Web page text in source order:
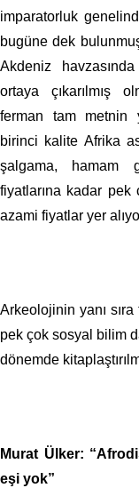
imparatorluk
bugüne dek
Akdeniz
ortaya çıkarılmış
ferman tam metnin
birinci kalite Afrika
şalgama, hamam
fiyatlarına kadar
azami fiyatlar yer
Arkeolojinin yanı
pek çok sosyal bilim
dönemde
Murat Ülker:
eşi yok”